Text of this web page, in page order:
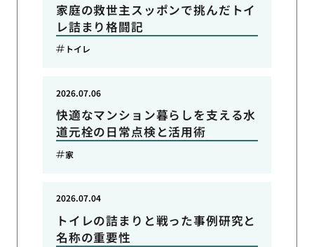
家庭の救世主スッポンで挑んだトイ
レ詰まり格闘記
トイレ
快適なマンション暮らしを支える水
道元栓の日常点検と活用術
2026.07.06
家
トイレの詰まりと戦った事例研究と
名称の重要性
2026.07.04